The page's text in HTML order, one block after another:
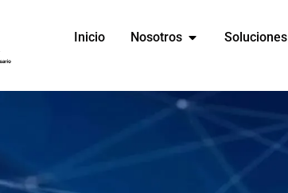
Inicio Nosotros Soluciones